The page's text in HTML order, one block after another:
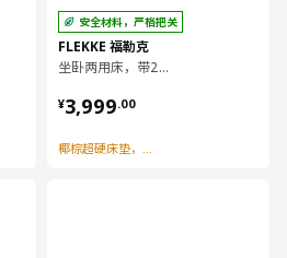
安全材料，严格把关
FLEKKE 福勒克
坐卧两用床，带2个抽屉/2个床垫, 80x200 厘米
¥3,999.00
¥ 3999.00
椰棕超硬床垫，结实支撑